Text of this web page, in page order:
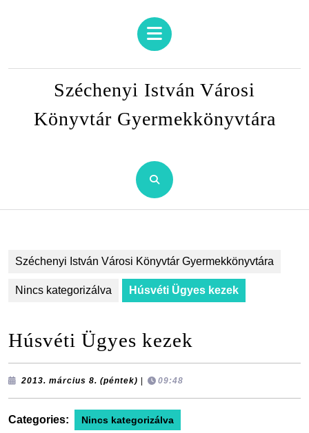
Button
Széchenyi István Városi
Könyvtár Gyermekkönyvtára
Széchenyi István Városi Könyvtár Gyermekkönyvtára
Nincs kategorizálva Húsvéti Ügyes kezek
Húsvéti Ügyes kezek
2013. március 8. (péntek) 2013.
(péntek)
09:48
Categories: Nincs kategorizálva